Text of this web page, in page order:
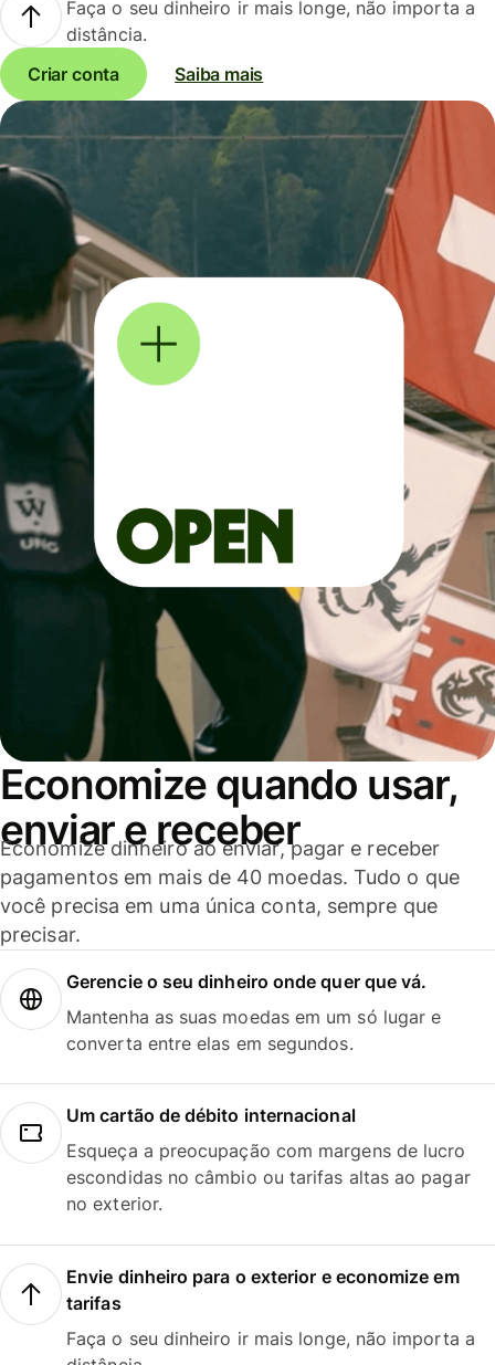
Faça o seu dinheiro ir mais longe, não importa a
distância.
Criar conta
Saiba mais
Economize quando usar,
enviar e receber
Economize dinheiro ao enviar, pagar e receber
pagamentos em mais de 40 moedas. Tudo o que
você precisa em uma única conta, sempre que
precisar.
Gerencie o seu dinheiro onde quer que vá.
Mantenha as suas moedas em um só lugar e
converta entre elas em segundos.
Um cartão de débito internacional
Esqueça a preocupação com margens de lucro
escondidas no câmbio ou tarifas altas ao pagar
no exterior.
Envie dinheiro para o exterior e economize em
tarifas
Faça o seu dinheiro ir mais longe, não importa a